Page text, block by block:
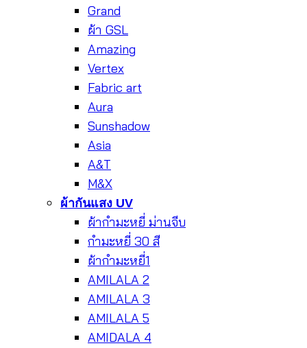
Grand
ผ้า GSL
Amazing
Vertex
Fabric art
Aura
Sunshadow
Asia
A&T
M&X
ผ้ากันแสง UV
ผ้ากำมะหยี่ ม่านจีบ
กำมะหยี่ 30 สี
ผ้ากำมะหยี่1
AMILALA 2
AMILALA 3
AMILALA 5
AMIDALA 4